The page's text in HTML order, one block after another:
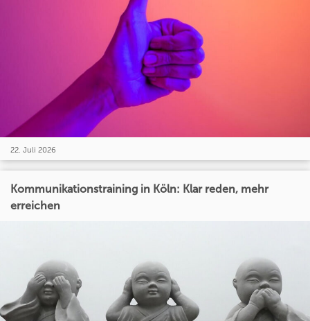
22. Juli 2026
Kommunikationstraining in Köln: Klar reden, mehr
erreichen